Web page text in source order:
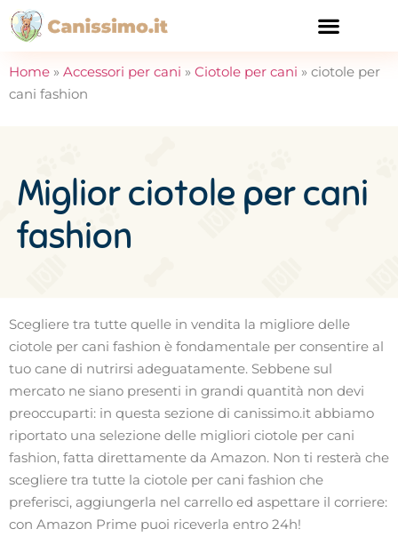
Home » Accessori per cani » Ciotole per cani » ciotole per
cani fashion
Miglior ciotole per cani
fashion
Scegliere tra tutte quelle in vendita la migliore delle
ciotole per cani fashion è fondamentale per consentire al
tuo cane di nutrirsi adeguatamente. Sebbene sul
mercato ne siano presenti in grandi quantità non devi
preoccuparti: in questa sezione di canissimo.it abbiamo
riportato una selezione delle migliori ciotole per cani
fashion, fatta direttamente da Amazon. Non ti resterà che
scegliere tra tutte la ciotole per cani fashion che
preferisci, aggiungerla nel carrello ed aspettare il corriere:
con Amazon Prime puoi riceverla entro 24h!